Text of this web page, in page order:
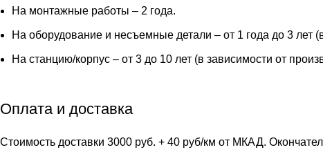
(насос
комплекте)
На монтажные работы – 2 года.
На оборудование и несъемные детали – от 1 года до 3 лет
На станцию/корпус – от 3 до 10 лет (в зависимости от
Оплата и доставка
Стоимость доставки 3000 руб. + 40 руб/км от МКАД.